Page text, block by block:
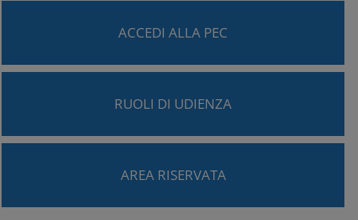
ACCEDI ALLA PEC
RUOLI DI UDIENZA
AREA RISERVATA